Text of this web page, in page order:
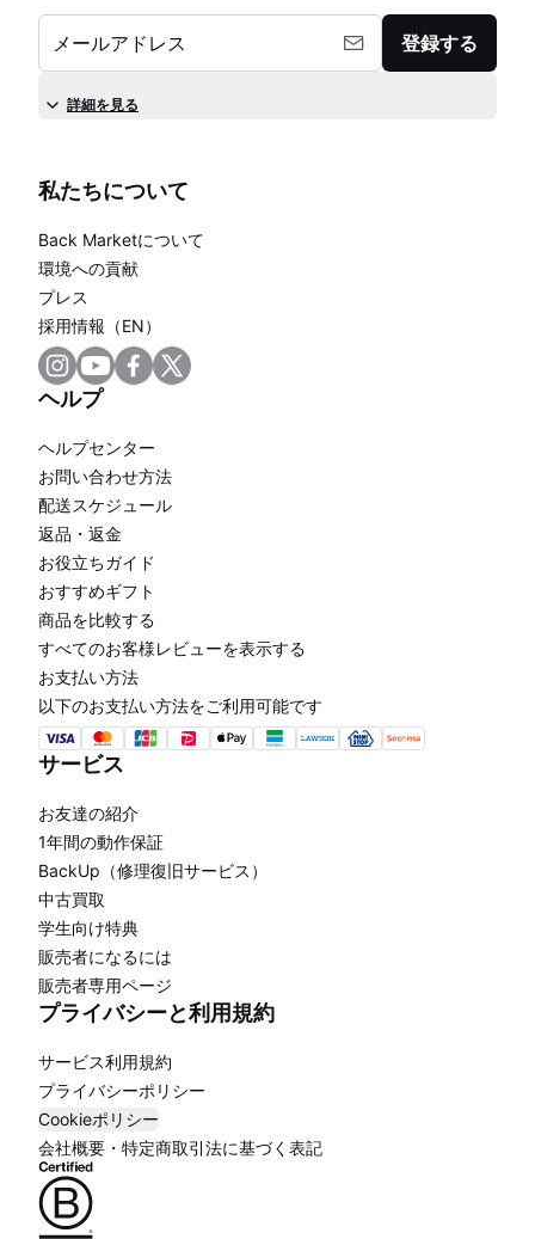
メールアドレス 登録する
詳細を見る
私たちについて
Back Marketについて
環境への貢献
プレス
採用情報（EN）
ヘルプ
ヘルプセンター
お問い合わせ方法
配送スケジュール
返品・返金
お役立ちガイド
おすすめギフト
商品を比較する
すべてのお客様レビューを表示する
お支払い方法
以下のお支払い方法をご利用可能です
サービス
お友達の紹介
1年間の動作保証
BackUp（修理復旧サービス）
中古買取
学生向け特典
販売者になるには
販売者専用ページ
プライバシーと利用規約
サービス利用規約
プライバシーポリシー
Cookieポリシー
会社概要・特定商取引法に基づく表記